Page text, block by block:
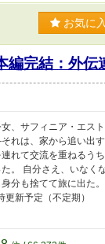
お気に
完結：外伝
、サフィニア・エス
は、家から追い出す
れて交流を重ねるう
。 自分さえ、いなく
分も捨てて旅に出た
新予定（不定期）